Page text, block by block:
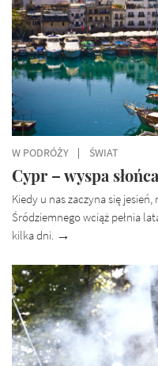
W PODRÓŻY ŚWIAT
Cypr – wyspa słońca
Kiedy u nas zaczyna się
Śródziemnego wciąż pełnia
kilka dni.